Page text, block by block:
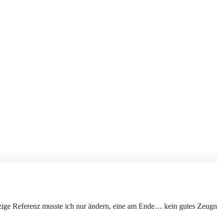
Referenz musste ich nur ändern, eine am Ende… kein gutes